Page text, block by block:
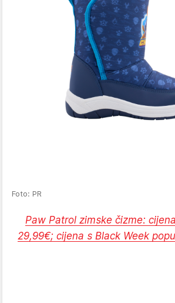
Foto: PR
Paw Patrol zimske čizme:
29,99€; cijena s Black Week